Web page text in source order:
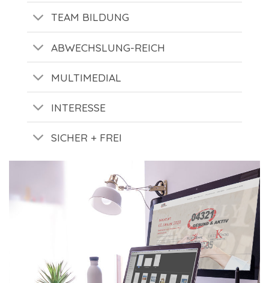
TEAM BILDUNG
ABWECHSLUNG-REICH
MULTIMEDIAL
INTERESSE
SICHER + FREI